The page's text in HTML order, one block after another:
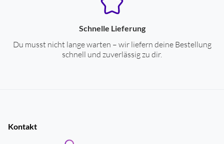
Schnelle Lieferung
Du musst nicht lange warten – wir liefern deine Bestellung
schnell und zuverlässig zu dir.
Kontakt